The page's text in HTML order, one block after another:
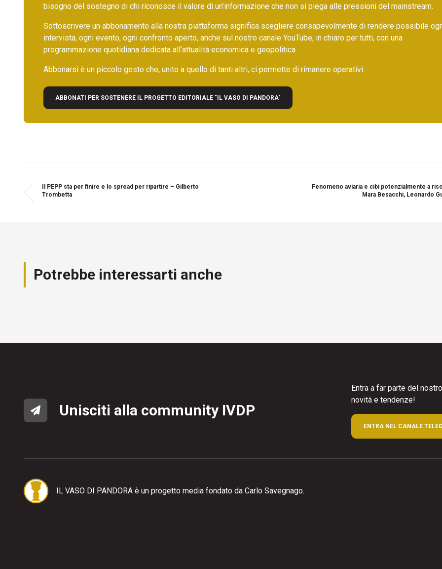
bisogno del sostegno di chi riconosce il valore di un’informazione che non si piega alle pressioni del mainstream.
Sottoscrivere un abbonamento alla nostra piattaforma significa scegliere consapevolmente di rendere possibile
intervista, ogni evento, ogni confronto aperto, anche sul nostro canale YouTube, in chiaro per tutti, con una
programmazione quotidiana dedicata all’attualità economica e geopolitica.
Abbonarsi è un piccolo gesto che, unito a quello di tanti altri, ci permette di rimanere operativi.
ABBONATI PER SOSTENERE IL PROGETTO EDITORIALE "IL VASO DI PANDORA"
Il PEPP sta per finire e lo spread per ripartire – Gilberto
Trombetta
Fenomeno aviaria e cibi potenzialmente a
Mara Besacchi, Leonardo
Potrebbe interessarti anche
Unisciti alla community IVDP
Entra a far parte del
novità e tendenze!
ENTRA NEL CANALE
IL VASO DI PANDORA è un progetto media fondato da Carlo Savegnago.